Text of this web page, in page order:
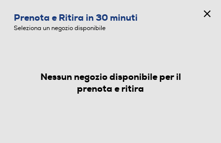
CASSE PER PC
Prenota e Ritira in 30 minuti
Seleziona un negozio disponibile
Nessun negozio disponibile per il
prenota e ritira